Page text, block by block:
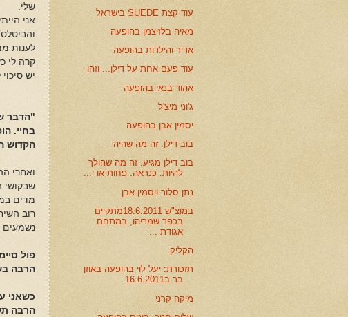
שלי.
אני
קרה לי
יש
"הדבר
בחיי.
הקדוש
ואחרי
שבקושי
מדים
נשמעים
פול
הרבה
כשאני
הרבה
עוד קצת SUEDE בישראל
מאיה בלזיצמן בהופעה
אדיר והילדות בהופעה
עוד פעם אחת על דילן... וזהו
אהוד בנאי בהופעה
ג'וני מיצ'ל
יסמין אבן בהופעה
בוב דילן. זה מה שהיה
בוב דילן מגיע. זה מה שהולך
להיות. כנראה. פחות או י...
נתן סלור ויסמין אבן
במוצ"ש 18.6.2011מתקיים
בכפר שמריהו, במתחם
אגודת ...
הקליק
תזכורת: יעל לוי בהופעה באוזן
בר ב16.6.2011
מיקה קרני